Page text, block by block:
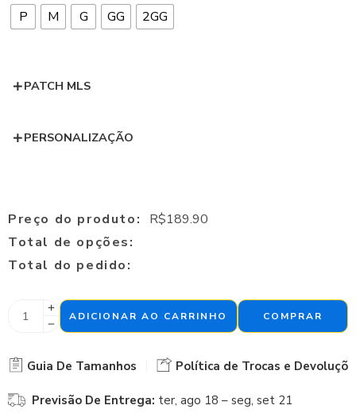
P M G GG 2GG
PATCH MLS
PERSONALIZAÇÃO
Preço do produto: R$189.90
Total de opções:
Total do pedido:
ADICIONAR AO CARRINHO COMPRAR
Guia De Tamanhos Política de Trocas e
Previsão De Entrega: ter, ago 18 – seg, set 21